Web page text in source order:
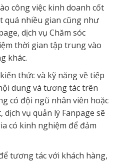
công việc kinh doanh cốt
quá nhiều gian cũng như
dịch vụ Chăm sóc
thời gian tập trung vào
khác.
thức và kỹ năng về tiếp
dung và tương tác trên
có đội ngũ nhân viên hoặc
vụ quản lý Fanpage sẽ
có kinh nghiệm để đảm
tương tác với khách hàng,